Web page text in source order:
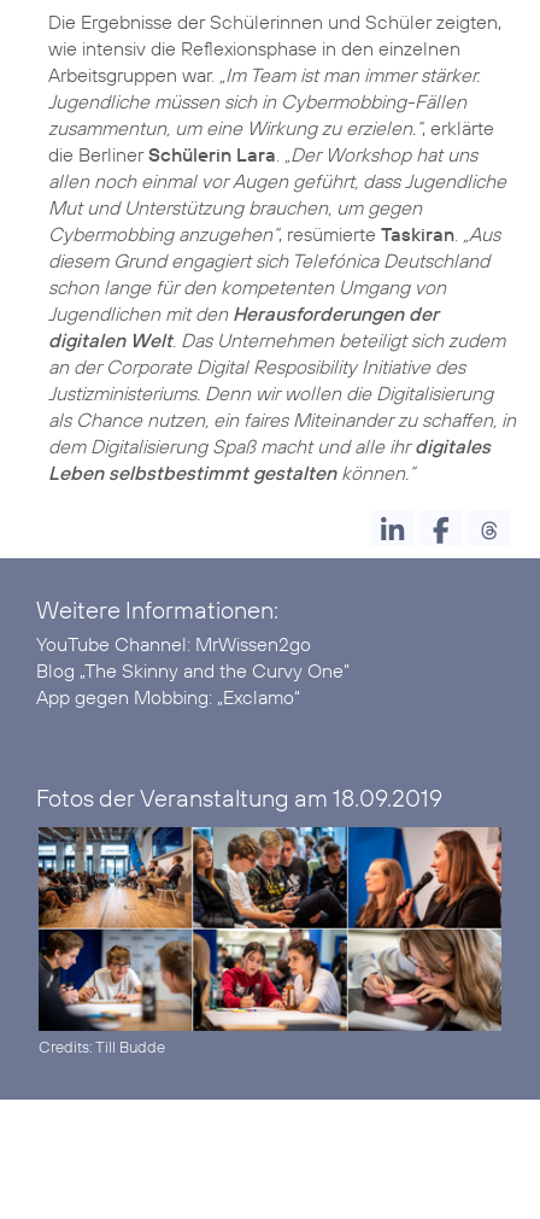
Die Ergebnisse der Schülerinnen und Schüler zeigten,
wie intensiv die Reflexionsphase in den einzelnen
Arbeitsgruppen war. „Im Team ist man immer stärker.
Jugendliche müssen sich in Cybermobbing-Fällen
zusammentun, um eine Wirkung zu erzielen.“, erklärte
die BerlinerSchülerin Lara
„Der Workshop hat uns
allen noch einmal vor Augen geführt, dass Jugendliche
Mut und Unterstützung brauchen, um gegen
Cybermobbing anzugehen“, resümierte Taskiran
„Aus
diesem Grund engagiert sich Telefónica Deutschland
schon lange für den kompetenten Umgang von
Jugendlichen mit den Herausforderungen der
digitalen Welt. Das Unternehmen beteiligt sich zudem
an der Corporate Digital Resposibility Initiative des
Justizministeriums. Denn wir wollen die Digitalisierung
als Chance nutzen, ein faires Miteinander zu schaffen, in
dem Digitalisierung Spaß macht und alle ihrdigitales
Leben selbstbestimmt gestaltenkönnen.“
Weitere Informationen:
YouTube Channel: MrWissen2go
Blog „The Skinny and the Curvy One”
App gegen Mobbing: „Exclamo“
Fotos der Veranstaltung am 18.09.2019
Credits: Till Budde